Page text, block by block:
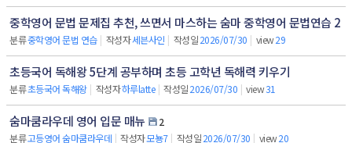
중학영어 문법 문제집 추천, 쓰면서 마스하는 숨마 중학영어 문법연습 2
분류중학영어 문법 연습 | 작성자세븐사인 | 작성일2026/07/30 | view29
초등국어 독해왕 5단계 공부하며 초등 고학년 독해력 키우기
분류초등국어 독해왕 | 작성자하루latte | 작성일2026/07/30 | view31
숨마쿰라우데 영어 입문 매뉴
2
분류고등영어 숨마쿰라우데 | 작성자모뇽7 | 작성일2026/07/30 | view20